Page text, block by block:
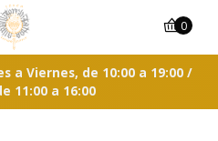
a Viernes, de 10:00 a 19:00 /
11:00 a 16:00
0